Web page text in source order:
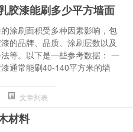
胶漆能刷多少平方墙面
涂刷面积受多种因素影响，包
的品牌、品质、涂刷层数以及
等。以下是一些参考数据： 一
通常能刷40-140平方米的墙
文章列表
材料